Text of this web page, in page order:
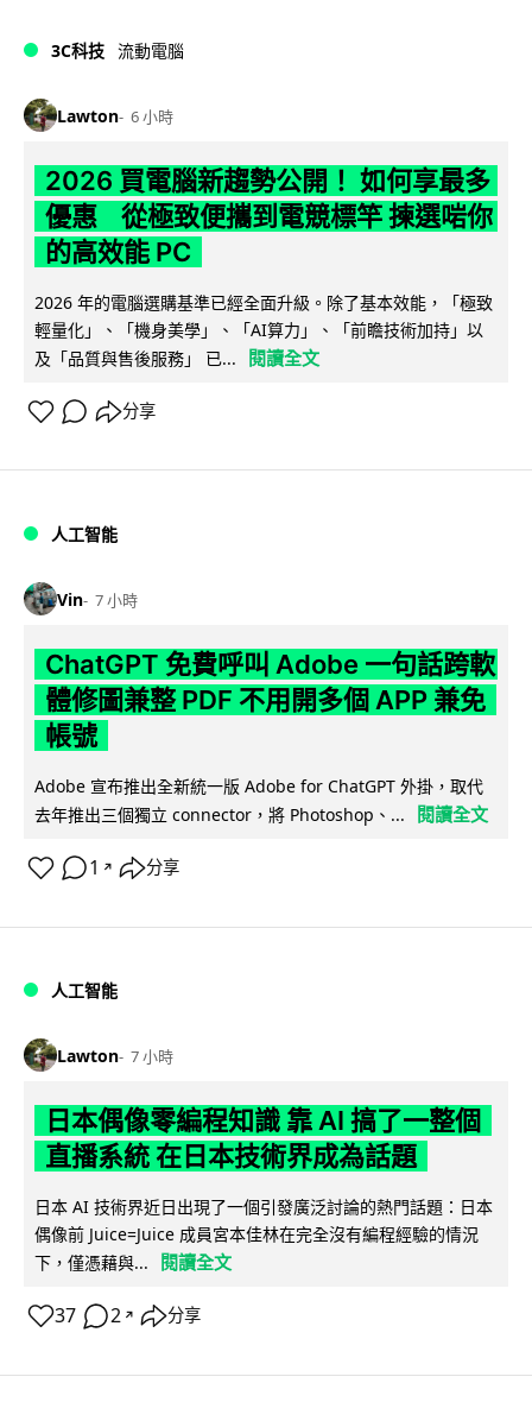
3C科技 流動電腦
Lawton 6 小時
2026 買電腦新趨勢公開！ 如何享最多
優惠 從極致便攜到電競標竿 揀選啱你
的高效能 PC
2026 年的電腦選購基準已經全面升級。除了基本效能，「極致
輕量化」、「機身美學」、「AI算力」、「前瞻技術加持」以
及「品質與售後服務」 已...
閱讀全文
分享
人工智能
Vin 7 小時
ChatGPT 免費呼叫 Adobe 一句話跨軟
體修圖兼整 PDF 不用開多個 APP 兼免
帳號
Adobe 宣布推出全新統一版 Adobe for ChatGPT 外掛，取代
去年推出三個獨立 connector，將 Photoshop、...
閱讀全文
1 ↗ 分享
人工智能
Lawton 7 小時
日本偶像零編程知識 靠 AI 搞了一整個
直播系統 在日本技術界成為話題
日本 AI 技術界近日出現了一個引發廣泛討論的熱門話題：日本
偶像前 Juice=Juice 成員宮本佳林在完全沒有編程經驗的情況
下，僅憑藉與...
閱讀全文
37 2 ↗ 分享